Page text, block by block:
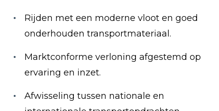
Rijden met een moderne vloot en goed
onderhouden transportmateriaal.
Marktconforme verloning afgestemd op
ervaring en inzet.
Afwisseling tussen nationale en